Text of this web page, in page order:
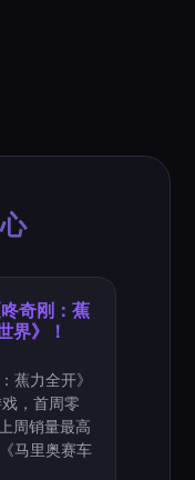
奇刚：蕉
界》！
蕉力全开》
，首周零
周销量最高
马里奥赛车